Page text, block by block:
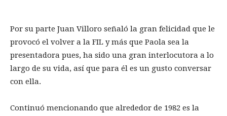
Por su parte Juan Villoro señaló la gran felicidad que le
provocó el volver a la FIL y más que Paola sea la
presentadora pues, ha sido una gran interlocutora a lo
largo de su vida, así que para él es un gusto conversar
con ella.
Continuó mencionando que alrededor de 1982 es la